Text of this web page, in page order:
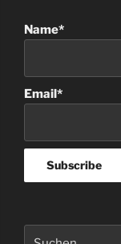
Name*
Email*